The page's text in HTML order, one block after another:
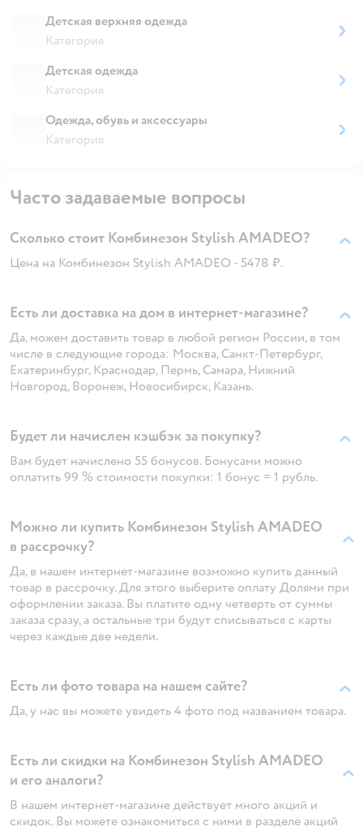
Детская верхняя одежда
Категория
Детская одежда
Категория
Одежда, обувь и аксессуары
Категория
Часто задаваемые вопросы
Сколько стоит Комбинезон Stylish AMADEO?
Цена на Комбинезон Stylish AMADEO - 5478 ₽.
Есть ли доставка на дом в интернет-магазине?
Да, можем доставить товар в любой регион России, в том
числе в следующие города: Москва, Санкт-Петербург,
Екатеринбург, Краснодар, Пермь, Самара, Нижний
Новгород, Воронеж, Новосибирск, Казань.
Будет ли начислен кэшбэк за покупку?
Вам будет начислено 55 бонусов. Бонусами можно
оплатить 99 % стоимости покупки: 1 бонус = 1 рубль.
Можно ли купить Комбинезон Stylish AMADEO
в рассрочку?
Да, в нашем интернет-магазине возможно купить данный
товар в рассрочку. Для этого выберите оплату Долями при
оформлении заказа. Вы платите одну четверть от суммы
заказа сразу, а остальные три будут списываться с карты
через каждые две недели.
Есть ли фото товара на нашем сайте?
Да, у нас вы можете увидеть 4 фото под названием товара.
Есть ли скидки на Комбинезон Stylish AMADEO
и его аналоги?
В нашем интернет-магазине действует много акций и
скидок. Вы можете ознакомиться с ними в разделе акций